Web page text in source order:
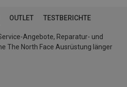
OUTLET TESTBERICHTE
Angebote, Reparatur- und
The North Face Ausrüstung länger